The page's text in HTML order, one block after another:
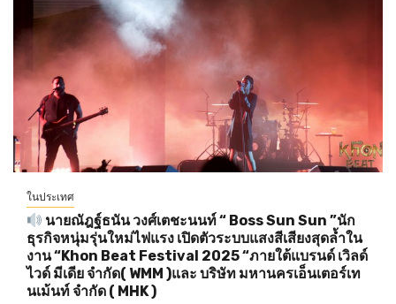
ในประเทศ
นายณัฎฐ์ธนัน วงศ์เตชะนนท์ “ Boss Sun Sun ”นัก
ธุรกิจหนุ่มรุ่นใหม่ไฟแรง เปิดตัวระบบแสงสีเสียงสุดล้ำใน
งาน “Khon Beat Festival 2025 “ภายใต้แบรนด์ เวิลด์
ไวด์ มีเดีย จำกัด( WMM )และ บริษัท มหานครเอ็นเตอร์เท
นเม้นท์ จำกัด ( MHK )